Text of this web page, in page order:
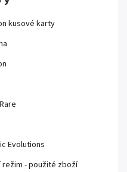
kusové karty
Evolutions
režim - použité zboží